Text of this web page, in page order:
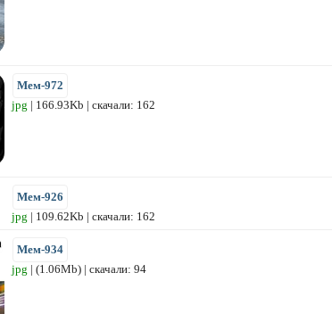
Мем-972
jpg | 166.93Kb | скачали: 162
Мем-926
jpg | 109.62Kb | скачали: 162
Мем-934
jpg | (1.06Mb) | скачали: 94